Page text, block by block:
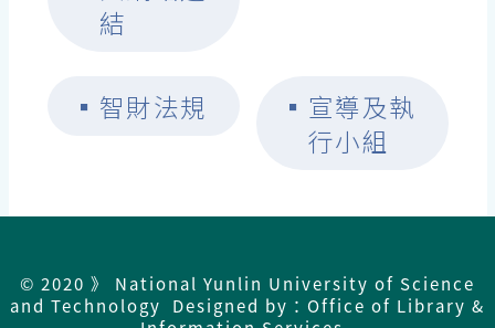
結
▪ 智財法規 ▪ 宣導及執
行小組
© 2020 》 National Yunlin University of Science
and Technology Designed by：Office of Library &